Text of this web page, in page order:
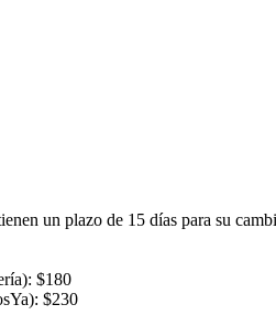
un plazo de 15 días para su
$180
$230